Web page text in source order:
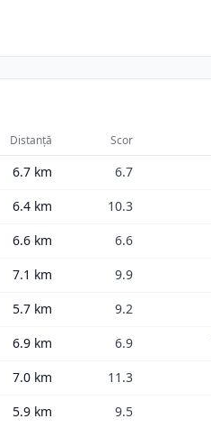
Distanță Scor
6.7 km 6.7
6.4 km 10.3
6.6 km 6.6
7.1 km 9.9
5.7 km 9.2
6.9 km 6.9
7.0 km 11.3
5.9 km 9.5